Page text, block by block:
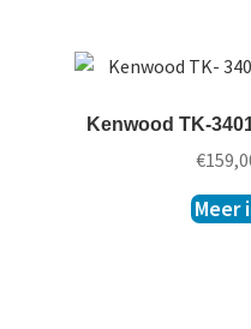
Kenwood TK-
€
Meer